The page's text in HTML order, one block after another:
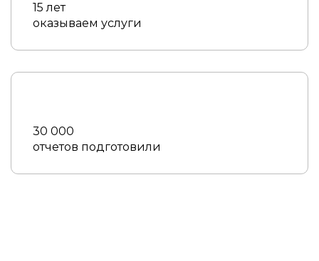
15 лет
оказываем услуги
30 000
отчетов подготовили